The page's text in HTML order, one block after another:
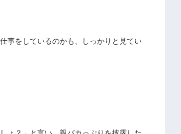
事をしているのかも、しっかりと見てい